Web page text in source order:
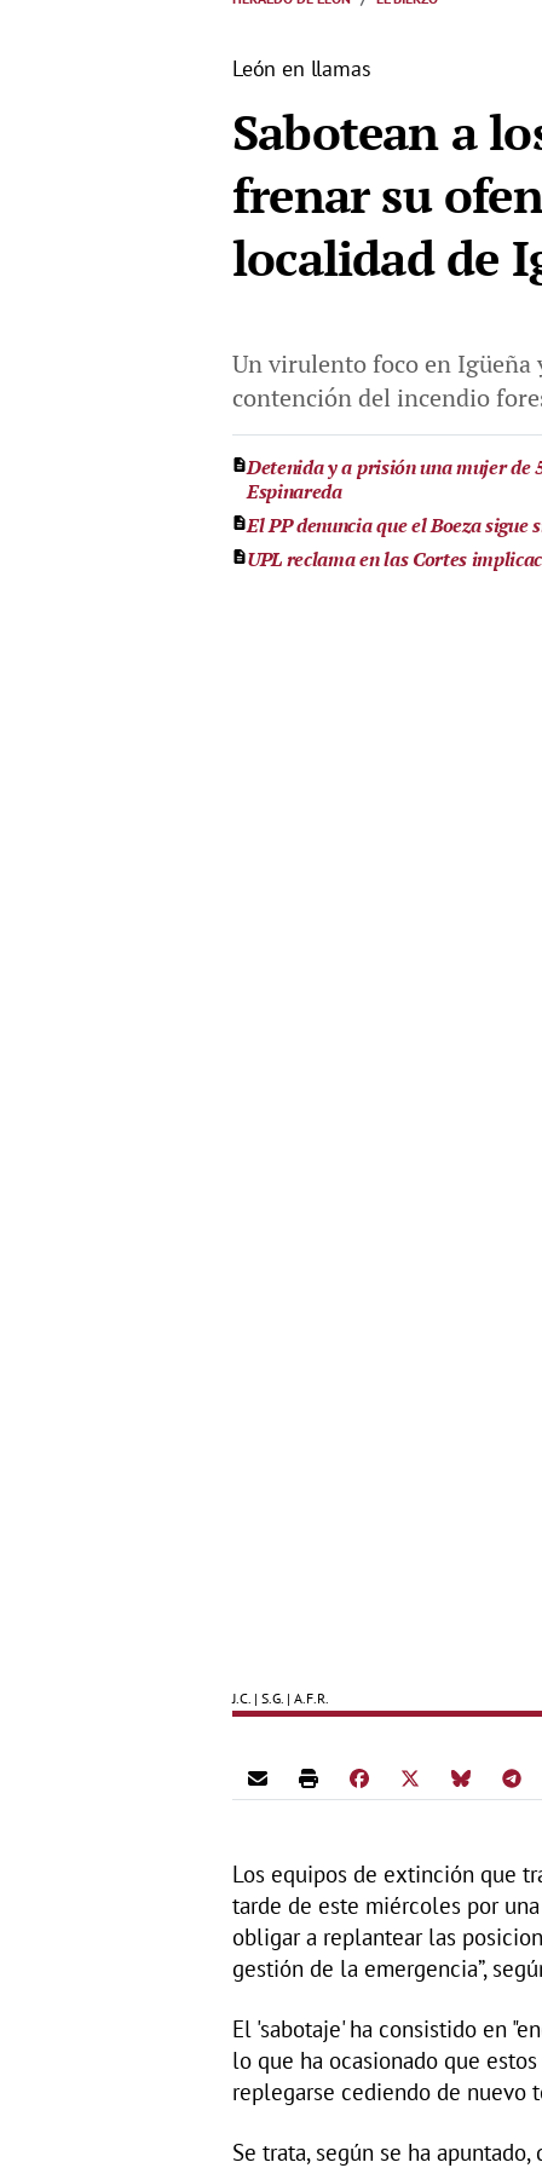
León en llamas
Sabotean a
frenar su
localidad de
Un virulento foco en Igüeña
contención del incendio
Detenida y a prisión una mujer de
Espinareda
El PP denuncia que el Boeza
UPL reclama en las Cortes
J.C. | S.G. | A.F.R.
Los equipos de extinción que
tarde de este miércoles por
obligar a replantear las
gestión de la emergencia”,
El 'sabotaje' ha consistido en
lo que ha ocasionado que
replegarse cediendo de nuevo
Se trata, según se ha